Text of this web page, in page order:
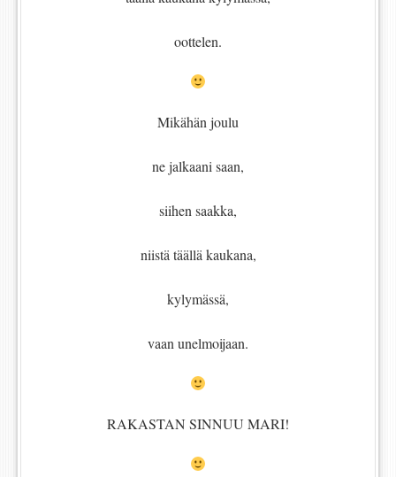
oottelen.
Mikähän joulu
ne jalkaani saan,
siihen saakka,
niistä täällä kaukana,
kylymässä,
vaan unelmoijaan.
RAKASTAN SINNUU MARI!